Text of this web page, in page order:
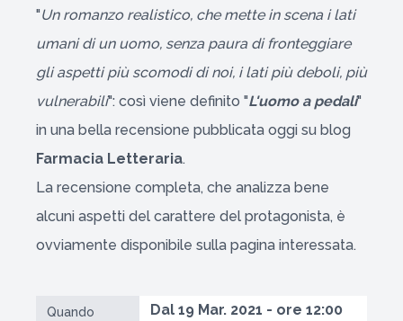
"Un romanzo realistico, che mette in scena i lati
umani di un uomo, senza paura di fronteggiare
gli aspetti più scomodi di noi, i lati più deboli, più
vulnerabili": così viene definito "L'uomo a pedali"
in una bella recensione pubblicata oggi su blog
Farmacia Letteraria.
La recensione completa, che analizza bene
alcuni aspetti del carattere del protagonista, è
ovviamente disponibile sulla pagina interessata.
Quando
Dal 19 Mar. 2021 - ore 12:00